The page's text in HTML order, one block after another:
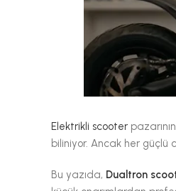
Elektrikli scooter
biliniyor. Ancak her güçlü
Bu yazıda, Dualtron